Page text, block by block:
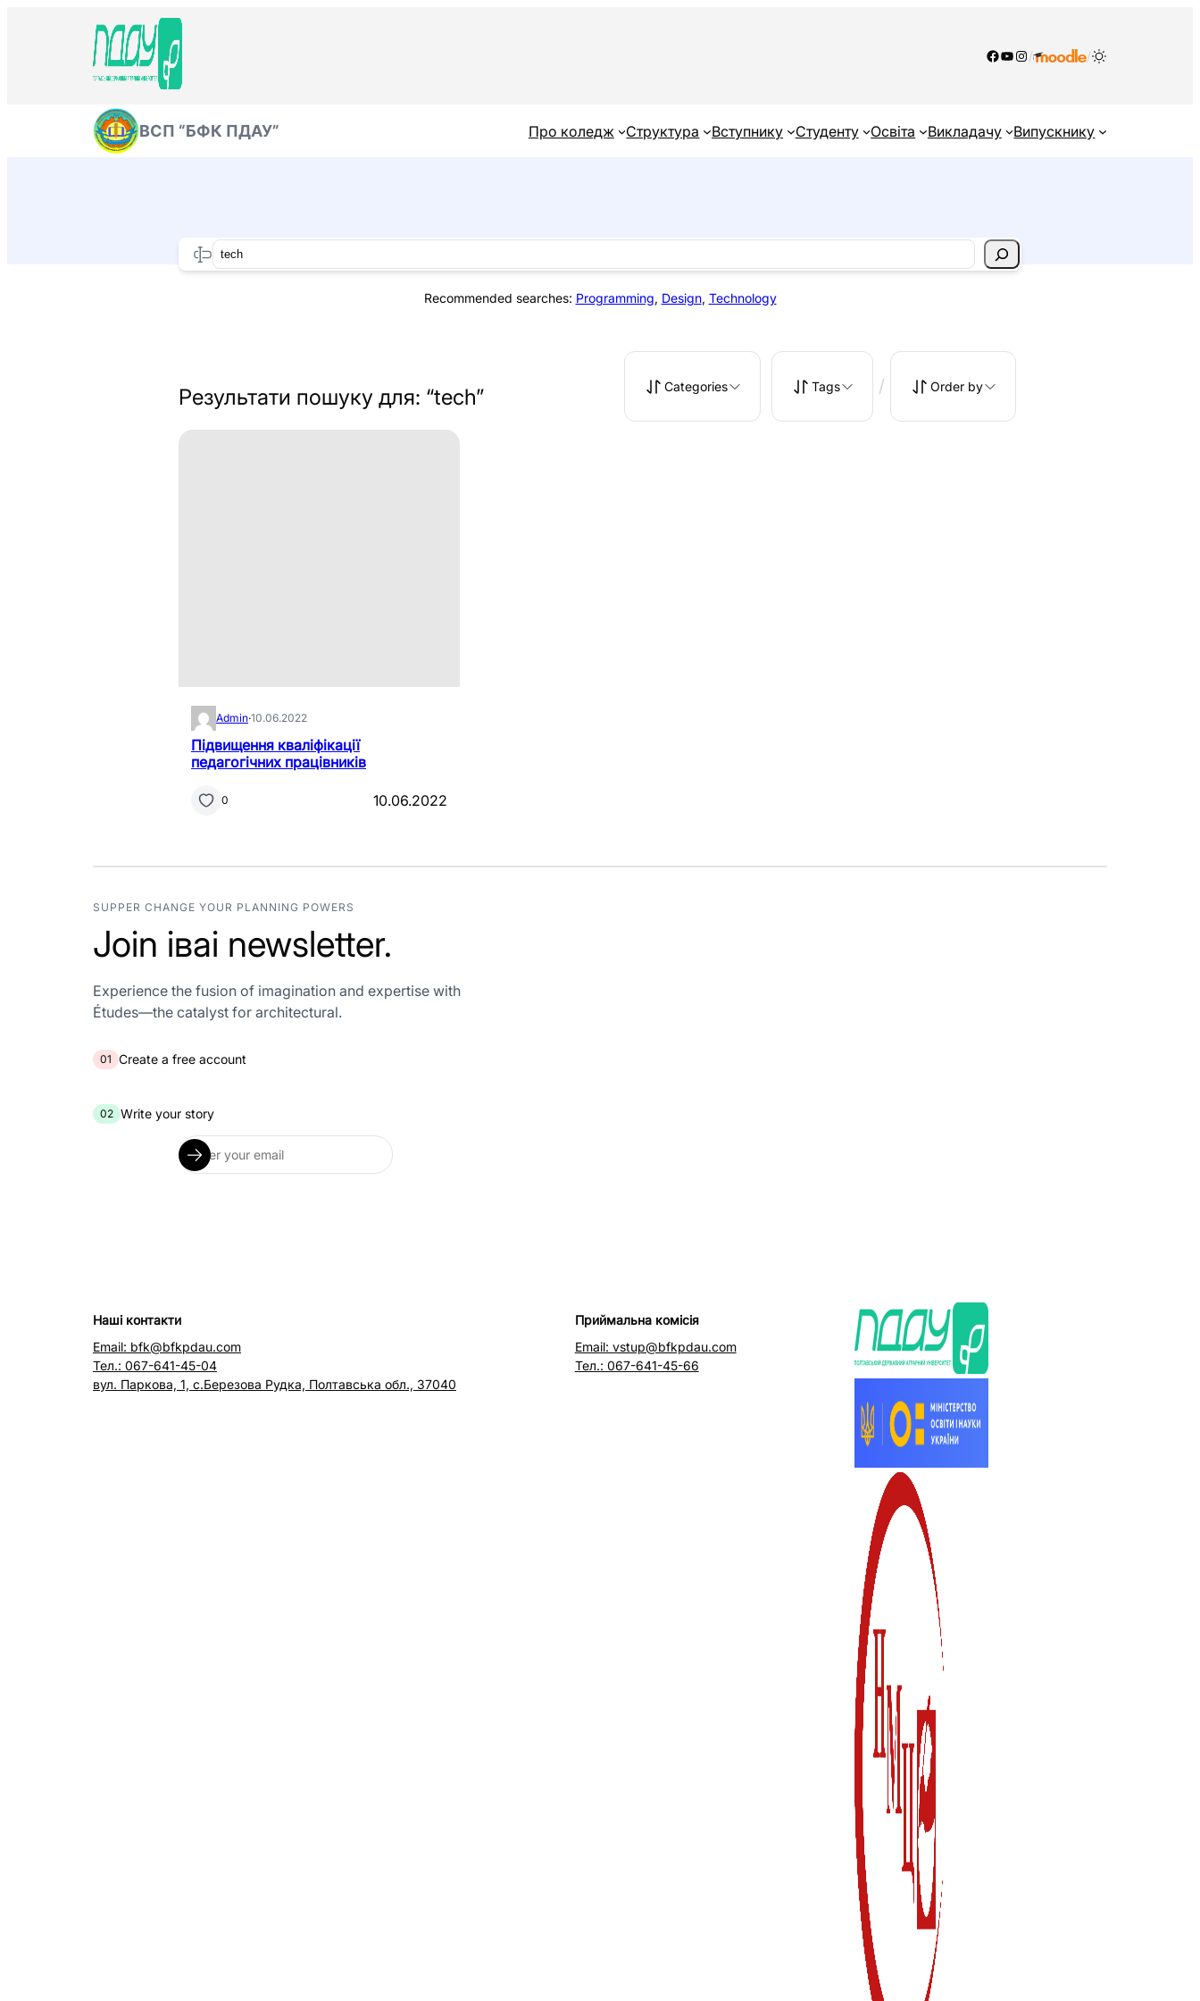
Facebook
YouTube
Instagram
/ /
ВСП “БФК ПДАУ” Про коледж Структура Вступнику Студенту Освіта Викладачу Випускнику
Search
Recommended searches: Programming, Design, Technology
Результати пошуку для: “tech” Categories Tags / Order by
Admin·10.06.2022
Підвищення кваліфікації
педагогічних працівників
0 10.06.2022
SUPPER CHANGE YOUR PLANNING POWERS
Join іваі newsletter.
Experience the fusion of imagination and expertise with
Études—the catalyst for architectural.
01 Create a free account
02 Write your story
Наші контакти
Email: bfk@bfkpdau.com
Тел.: 067-641-45-04
вул. Паркова, 1, с.Березова Рудка, Полтавська обл., 37040
Приймальна комісія
Email: vstup@bfkpdau.com
Тел.: 067-641-45-66